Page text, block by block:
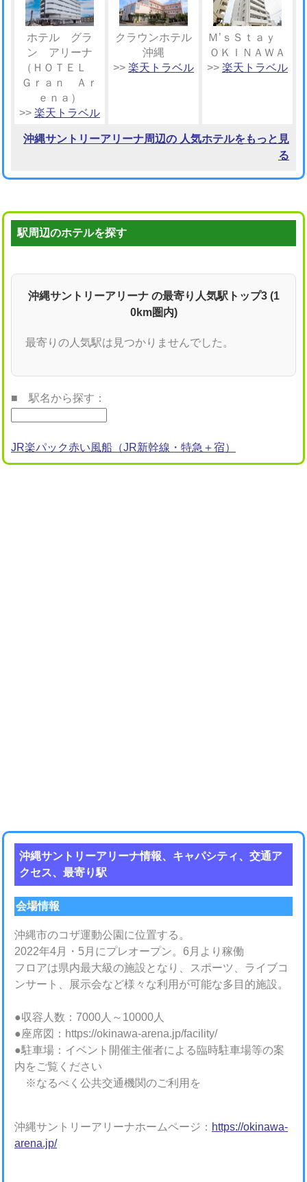
ホテル グラ
ン アリーナ
（ＨＯＴＥＬ
Ｇｒａｎ Ａｒ
ｅｎａ）
>> 楽天トラベル
クラウンホテル
沖縄
>> 楽天トラベル
Ｍ’ｓＳｔａｙ
ＯＫＩＮＡＷＡ
>> 楽天トラベル
沖縄サントリーアリーナ周辺の 人気ホテルをもっと見
る
駅周辺のホテルを探す
沖縄サントリーアリーナ の最寄り人気駅トップ3 (1
0km圏内)
最寄りの人気駅は見つかりませんでした。
■ 駅名から探す：
JR楽パック赤い風船（JR新幹線・特急＋宿）
沖縄サントリーアリーナ情報、キャパシティ、交通ア
クセス、最寄り駅
会場情報
沖縄市のコザ運動公園に位置する。
2022年4月・5月にプレオープン。6月より稼働
フロアは県内最大級の施設となり、スポーツ、ライブコ
ンサート、展示会など様々な利用が可能な多目的施設。
●収容人数：7000人～10000人
●座席図：https://okinawa-arena.jp/facility/
●駐車場：イベント開催主催者による臨時駐車場等の案
内をご覧ください
※なるべく公共交通機関のご利用を
沖縄サントリーアリーナホームページ： https://okinawa-
arena.jp/